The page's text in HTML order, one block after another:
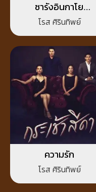
ซารังอินกาโย
(Perhaps Love)
โรส ศิรินทิพย์
ความรัก
โรส ศิรินทิพย์